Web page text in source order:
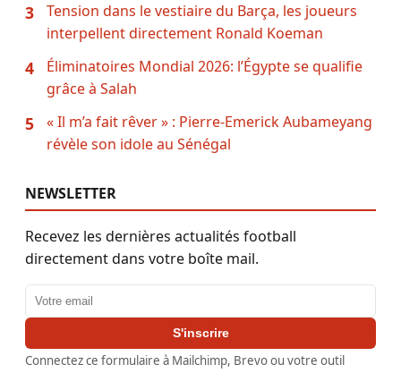
3
Tension dans le vestiaire du Barça, les joueurs
interpellent directement Ronald Koeman
4
Éliminatoires Mondial 2026: l’Égypte se qualifie
grâce à Salah
5
« Il m’a fait rêver » : Pierre-Emerick Aubameyang
révèle son idole au Sénégal
NEWSLETTER
Recevez les dernières actualités football
directement dans votre boîte mail.
Adresse email
S'inscrire
Connectez ce formulaire à Mailchimp, Brevo ou votre outil